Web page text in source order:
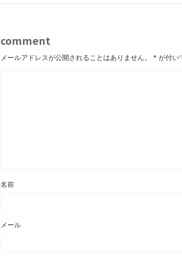
comment
メールアドレスが公開されることはありません。 * が付い
名前
メール